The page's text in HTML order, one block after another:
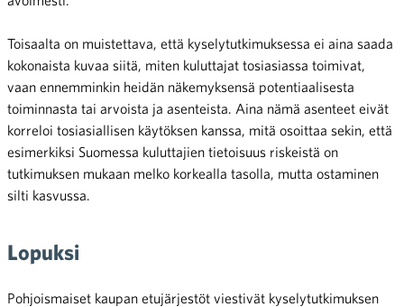
Toisaalta on muistettava, että kyselytutkimuksessa ei aina saada
kokonaista kuvaa siitä, miten kuluttajat tosiasiassa toimivat,
vaan ennemminkin heidän näkemyksensä potentiaalisesta
toiminnasta tai arvoista ja asenteista. Aina nämä asenteet eivät
korreloi tosiasiallisen käytöksen kanssa, mitä osoittaa sekin, että
esimerkiksi Suomessa kuluttajien tietoisuus riskeistä on
tutkimuksen mukaan melko korkealla tasolla, mutta ostaminen
silti kasvussa.
Lopuksi
Pohjoismaiset kaupan etujärjestöt viestivät kyselytutkimuksen